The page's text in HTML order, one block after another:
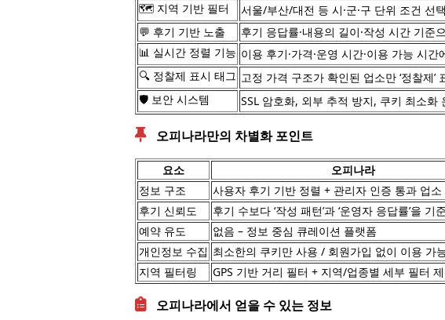
🗺 지역 기반 필터
서울/부산/대전 등 시·군·구 단위 조건 선
💬 후기 기반 노출
후기 응답률·내용의 길이·작성 시간 기준
📊 실시간 정렬 기능 이용 후기·가격·운영 시간·이용 가능 시간
🔍 정찰제 표시 태그 고정 가격 구조가 확인된 업소만 ‘정찰제’
🛡️ 보안 시스템
SSL 암호화, 외부 추적 방지, 쿠키 최소화
오피나라만의 차별화 포인트
요소 오피나라
정보 구조
사용자 후기 기반 정렬 + 관리자 인증 통과 업소
후기 신뢰도
후기 수보다 ‘작성 패턴’과 ‘운영자 응답률’을 기
예약 유도
없음 – 정보 중심 큐레이션 플랫폼
개인정보 수집 최소한의 쿠키만 사용 / 회원가입 없이 이용 가
지역 필터링
GPS 기반 거리 필터 + 지역/업종별 세부 필터
오피나라에서 얻을 수 있는 정보